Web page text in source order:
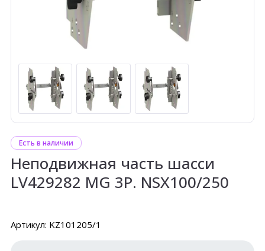
Есть в наличии
Неподвижная часть шасси
LV429282 MG 3P. NSХ100/250
Артикул: KZ101205/1